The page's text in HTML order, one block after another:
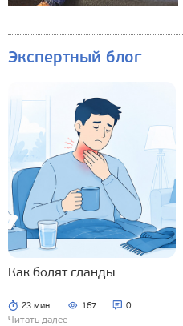
Экспертный блог
Как болят гланды
23 мин. 167 0
Читать далее